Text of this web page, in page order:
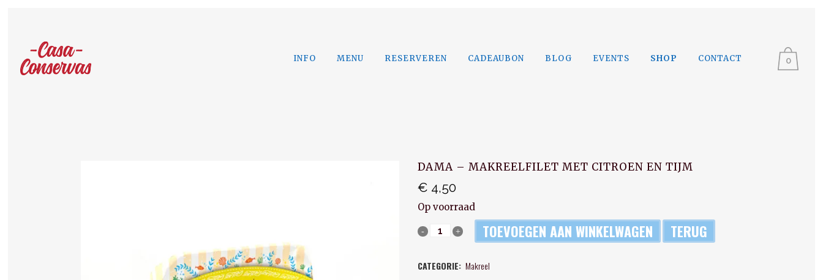
0
INFO MENU RESERVEREN CADEAUBON BLOG EVENTS SHOP CONTACT
DAMA – MAKREELFILET MET CITROEN EN TIJM
€ 4,50
Op voorraad
Dama
TOEVOEGEN AAN WINKELWAGEN TERUG
CATEGORIE: Makreel